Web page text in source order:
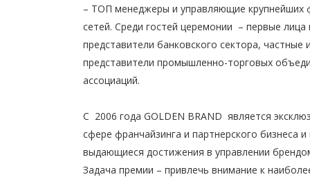
– ТОП менеджеры и управляющие крупнейших
сетей. Среди гостей церемонии – первые лица
представители банковского сектора, частные
представители промышленно-торговых
ассоциаций.
С 2006 года GOLDEN BRAND является
сфере франчайзинга и партнерского бизнеса и
выдающиеся достижения в управлении
Задача премии – привлечь внимание к